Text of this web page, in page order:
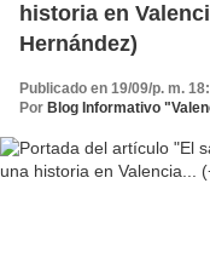
historia en
Hernández)
Publicado en 19/09/p. m.
Por Blog Informativo